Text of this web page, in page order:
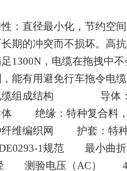
：直径最小化，节约空
期的冲突而不损坏。高
1300N，电缆在拖拽中
，能有用避免行车拖
组成结构 导体：契
体 绝缘：特种复合料
纤维编织网 护套：
1规范 最小曲
径 测验电压（AC